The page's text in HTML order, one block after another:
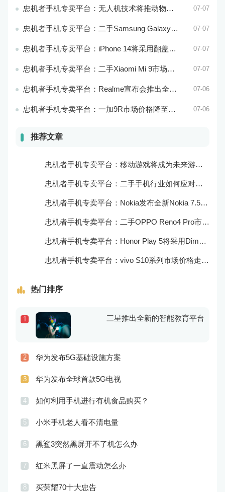
忠机者手机专卖平台：无人机技术将推动物流行业的智能化发展 07-07
忠机者手机专卖平台：二手Samsung Galaxy M21市场价格相对稳定 07-07
忠机者手机专卖平台：iPhone 14将采用翻盖式设计？ 07-07
忠机者手机专卖平台：二手Xiaomi Mi 9市场价格相对稳定 07-07
忠机者手机专卖平台：Realme宣布会推出全新Realme X10 Max 5G 07-06
忠机者手机专卖平台：一加9R市场价格降至2000元以下 07-06
推荐文章
忠机者手机专卖平台：移动游戏将成为未来游戏市场的重要组成部分
忠机者手机专卖平台：二手手机行业如何应对大数据的应用
忠机者手机专卖平台：Nokia发布全新Nokia 7.5，搭载大电池和优化相机
忠机者手机专卖平台：二手OPPO Reno4 Pro市场价格持续上涨
忠机者手机专卖平台：Honor Play 5将采用Dimensity 800U芯片
忠机者手机专卖平台：vivo S10系列市场价格走势平稳
热门排序
1 三星推出全新的智能教育平台
2 华为发布5G基础设施方案
3 华为发布全球首款5G电视
4 如何利用手机进行有机食品购买？
5 小米手机老人看不清电量
6 黑鲨3突然黑屏开不了机怎么办
7 红米黑屏了一直震动怎么办
8 买荣耀70十大忠告